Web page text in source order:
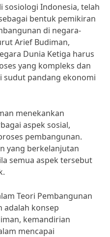
sosiologi Indonesia, telah
bentuk pemikiran
di negara-
Arief Budiman,
Dunia Ketiga harus
yang kompleks dan
sudut pandang ekonomi
menekankan
aspek sosial,
pembangunan.
yang berkelanjutan
semua aspek tersebut
Teori Pembangunan
adalah konsep
kemandirian
mencapai